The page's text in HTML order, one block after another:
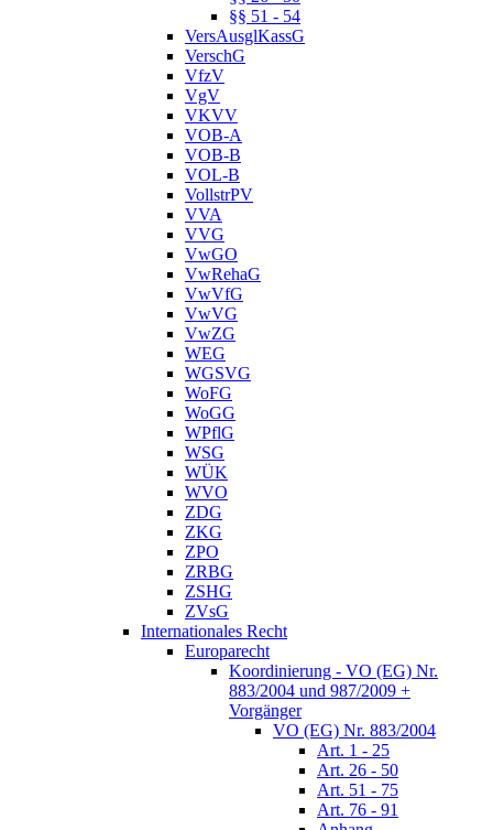
§§ 51 - 54
VersAusglKassG
VerschG
VfzV
VgV
VKVV
VOB-A
VOB-B
VOL-B
VollstrPV
VVA
VVG
VwGO
VwRehaG
VwVfG
VwVG
VwZG
WEG
WGSVG
WoFG
WoGG
WPflG
WSG
WÜK
WVO
ZDG
ZKG
ZPO
ZRBG
ZSHG
ZVsG
Internationales Recht
Europarecht
Koordinierung - VO (EG) Nr.
883/2004 und 987/2009 +
Vorgänger
VO (EG) Nr. 883/2004
Art. 1 - 25
Art. 26 - 50
Art. 51 - 75
Art. 76 - 91